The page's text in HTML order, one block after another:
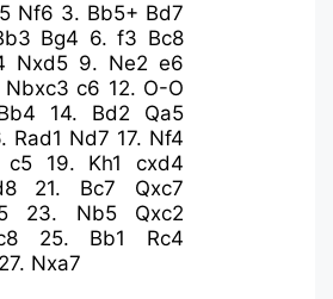
Nf6 3. Bb5+ Bd7
Bg4 6.f3 Bc8
Nxd5 9. Ne2 e6
Nbxc3 c6 12. O-O
14. Bd2
Qa5
Rad1 Nd7 17. Nf4
c5 19. Kh1
cxd4
21. Bc7
Qxc7
23. Nb5
Qxc2
25. Bb1
Rc4
27. Nxa7